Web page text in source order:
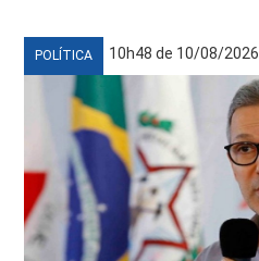
POLÍTICA 10h48 de 10/08/2026